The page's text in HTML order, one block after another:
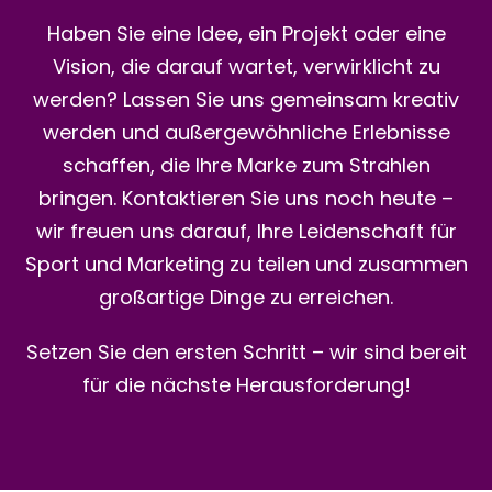
dokumentiert und kann jederzeit rechtlich
einwandfrei nachverfolgt werden.
Transparenz und Compliance
heutigen Unternehmenswelt nicht mehr optional,
sondern Pflicht. Unser Tool sorgt dafür, dass jede
Ticketvergabe fair und regelkonform abläuft, und
stellt sicher, dass alle Partner den gleichen Zugang
zu wertvollen Sponsoring-Erlebnissen haben. Dies
Geschäftsbeziehungen nachhaltig.
Haben Sie eine Idee, ein Projekt oder eine
Vision, die darauf wartet, verwirklicht zu
werden? Lassen Sie uns gemeinsam kreativ
werden und außergewöhnliche Erlebnisse
schaffen, die Ihre Marke zum Strahlen
bringen. Kontaktieren Sie uns noch heute –
wir freuen uns darauf, Ihre Leidenschaft für
Sport und Marketing zu teilen und zusammen
großartige Dinge zu erreichen.
Setzen Sie den ersten Schritt – wir sind bereit
für die nächste Herausforderung!